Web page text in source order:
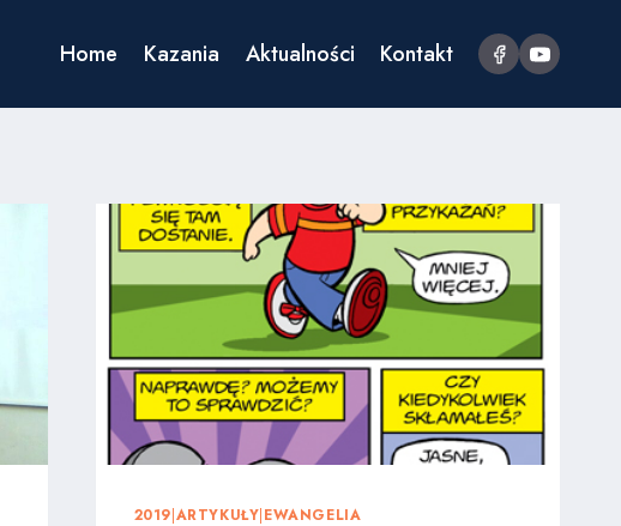
Home Kazania Aktualności Kontakt
2019|ARTYKUŁY|EWANGELIA